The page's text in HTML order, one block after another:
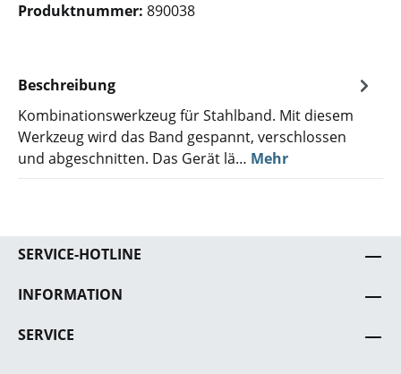
Produktnummer: 890038
Beschreibung
Kombinationswerkzeug für Stahlband. Mit diesem
Werkzeug wird das Band gespannt, verschlossen
und abgeschnitten. Das Gerät lä… Mehr
SERVICE-HOTLINE
INFORMATION
SERVICE